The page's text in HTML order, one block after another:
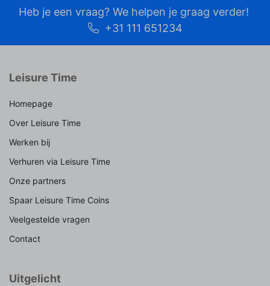
Heb je een vraag? We helpen je graag verder!
+31 111 651234
Leisure Time
Homepage
Over Leisure Time
Werken bij
Verhuren via Leisure Time
Onze partners
Spaar Leisure Time Coins
Veelgestelde vragen
Contact
Uitgelicht